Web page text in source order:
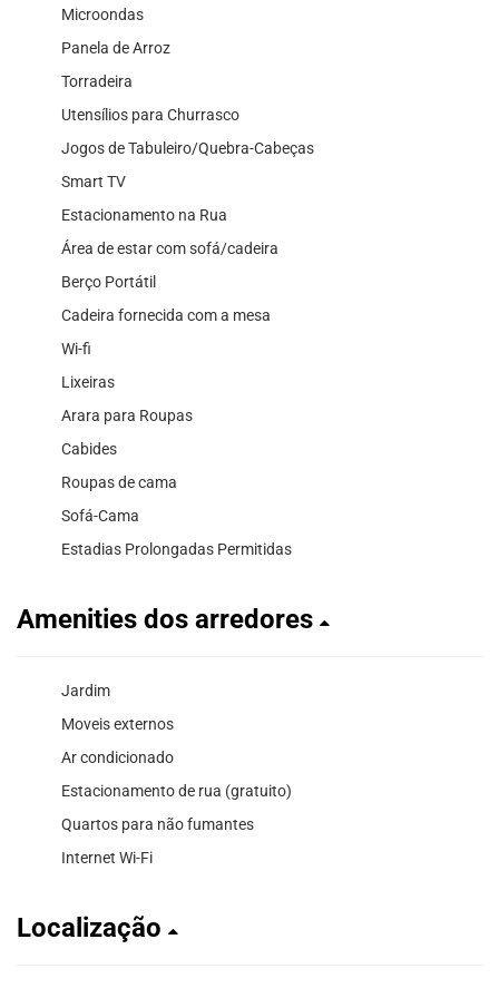
Microondas
Panela de Arroz
Torradeira
Utensílios para Churrasco
Jogos de Tabuleiro/Quebra-Cabeças
Smart TV
Estacionamento na Rua
Área de estar com sofá/cadeira
Berço Portátil
Cadeira fornecida com a mesa
Wi-fi
Lixeiras
Arara para Roupas
Cabides
Roupas de cama
Sofá-Cama
Estadias Prolongadas Permitidas
Amenities dos arredores
Jardim
Moveis externos
Ar condicionado
Estacionamento de rua (gratuito)
Quartos para não fumantes
Internet Wi-Fi
Localização